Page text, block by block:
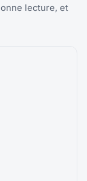
lecture, et